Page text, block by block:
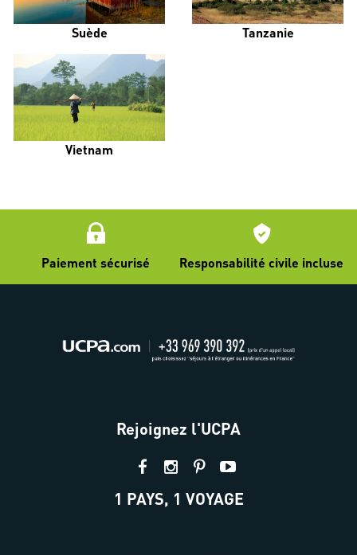
Suède Tanzanie
Vietnam
Paiement sécurisé Responsabilité civile incluse
Rejoignez l'UCPA
1 PAYS, 1 VOYAGE